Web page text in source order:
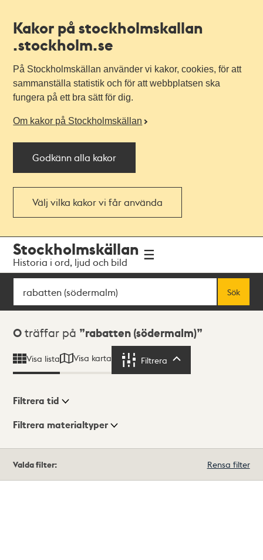
Kakor på stockholmskallan
.stockholm.se
På Stockholmskällan använder vi kakor, cookies, för att
sammanställa statistik och för att webbplatsen ska
fungera på ett bra sätt för dig.
Om kakor på Stockholmskällan
Godkänn alla kakor
Välj vilka kakor vi får använda
navigationen
huvudinnehållet
Stockholmskällan
Historia i ord, ljud och bild
Sök
Sök
Sökresultat
0 träffar på rabatten (södermalm)
Visa lista Visa karta Filtrera
Visningsläge
Filtrera tid
Filtrera materialtyper
träffar
Valda filter: Rensa filter